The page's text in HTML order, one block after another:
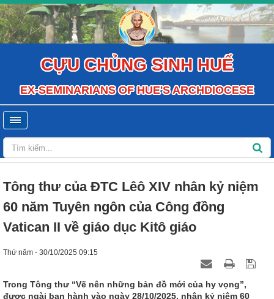
CỰU CHỦNG SINH HUẾ
EX-SEMINARIANS OF HUE'S ARCHDIOCESE
Tông thư của ĐTC Lêô XIV nhân kỷ niệm
60 năm Tuyên ngôn của Công đồng
Vatican II về giáo dục Kitô giáo
Thứ năm - 30/10/2025 09:15
Trong Tông thư “Vẽ nên những bản đồ mới của hy vọng”,
được ngài ban hành vào ngày 28/10/2025, nhân kỷ niệm 60